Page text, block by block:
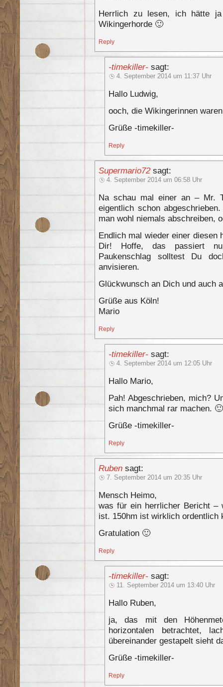
Herrlich zu lesen, ich hätte
Wikingerhorde 🙂
Reply
-timekiller- sagt:
4. September 2014 um 11:37 Uhr
Hallo Ludwig,
ooch, die Wikingerinnen
Grüße -timekiller-
Reply
Supermario72 sagt:
4. September 2014 um 06:58 Uhr
Na schau mal einer an – Mr.
eigentlich schon
man wohl niemals abschreiben,
Endlich mal wieder einer diesen
Dir! Hoffe, das passiert
Paukenschlag solltest Du
anvisieren.
Glückwunsch an Dich und auch
Grüße aus Köln!
Mario
Reply
-timekiller- sagt:
4. September 2014 um 12:05 Uhr
Hallo Mario,
Pah! Abgeschrieben, mich?
sich manchmal rar machen. 🙂
Grüße -timekiller-
Reply
Ruben sagt:
7. September 2014 um 20:35 Uhr
Mensch Heimo,
was für ein herrlicher Bericht –
ist. 150hm ist wirklich
Gratulation 🙂
Reply
-timekiller- sagt:
11. September 2014 um 13:40 Uhr
Hallo Ruben,
ja, das mit den
horizontalen betrachtet,
übereinander gestapelt sieht
Grüße -timekiller-
Reply